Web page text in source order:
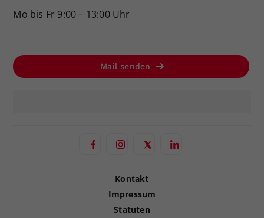
Mo bis Fr 9:00 – 13:00 Uhr
Mail senden
Kontakt
Impressum
Statuten